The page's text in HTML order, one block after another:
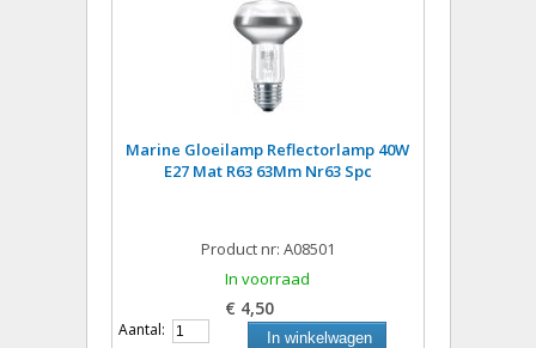
Marine Gloeilamp Reflectorlamp 40W
E27 Mat R63 63Mm Nr63 Spc
Product nr: A08501
In voorraad
€ 4,50
Aantal: In winkelwagen